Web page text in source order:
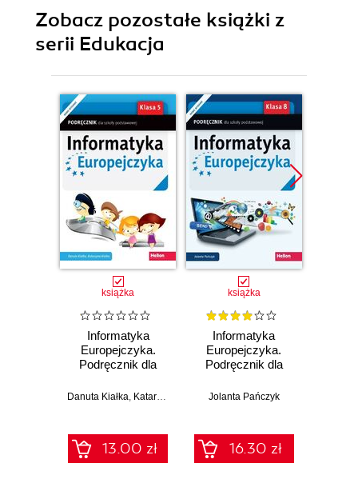
Zobacz pozostałe książki z
serii Edukacja
książka
Informatyka
Europejczyka.
Podręcznik dla
podstawowej.
Danuta Kiałka Katarzyna Kiałka
13.00 zł
książka
Informatyka
Europejczyka.
Podręcznik dla
podstawowej.
Jolanta Pańczyk
16.30 zł